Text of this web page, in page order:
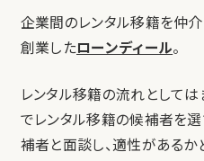
企業間のレンタル移籍を仲
創業したローンディール。
レンタル移籍の流れとして
でレンタル移籍の候補者を
補者と面談し、適性があるか